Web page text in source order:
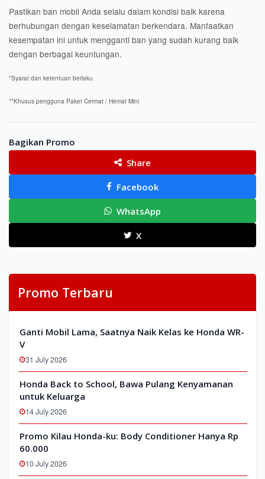
Pastikan ban mobil Anda selalu dalam kondisi baik karena
berhubungan dengan keselamatan berkendara. Manfaatkan
kesempatan ini untuk mengganti ban yang sudah kurang baik
dengan berbagai keuntungan.
*Syarat dan ketentuan berlaku
**Khusus pengguna Paket Cermat / Hemat Mini
Bagikan Promo
Share
Facebook
WhatsApp
X
Promo Terbaru
Ganti Mobil Lama, Saatnya Naik Kelas ke Honda WR-
V
31 July 2026
Honda Back to School, Bawa Pulang Kenyamanan
untuk Keluarga
14 July 2026
Promo Kilau Honda-ku: Body Conditioner Hanya Rp
60.000
10 July 2026